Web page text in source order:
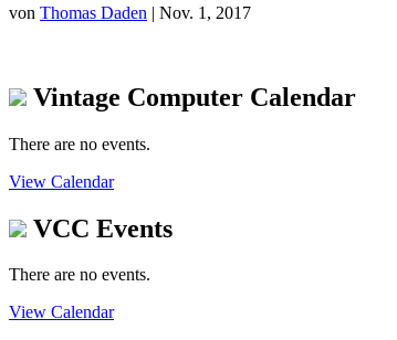
von Thomas Daden | Nov. 1, 2017
Vintage Computer Calendar
There are no events.
View Calendar
VCC Events
There are no events.
View Calendar